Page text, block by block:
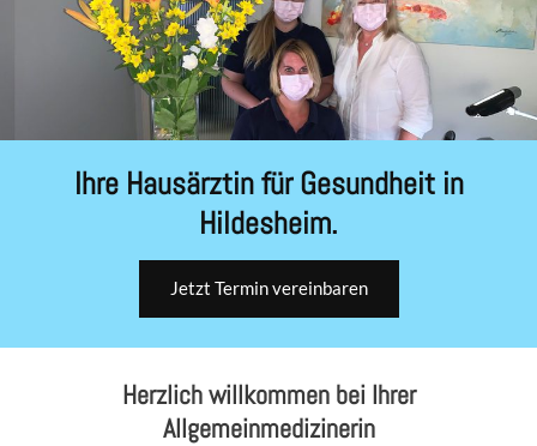
Ihre Hausärztin für Gesundheit in
Hildesheim.
Jetzt Termin vereinbaren
Herzlich willkommen bei Ihrer
Allgemeinmedizinerin